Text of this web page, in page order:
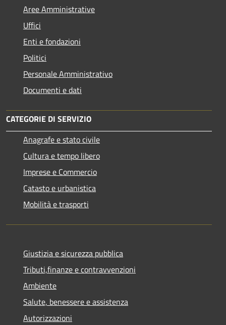
Aree Amministrative
Uffici
Enti e fondazioni
Politici
Personale Amministrativo
Documenti e dati
CATEGORIE DI SERVIZIO
Anagrafe e stato civile
Cultura e tempo libero
Imprese e Commercio
Catasto e urbanistica
Mobilità e trasporti
Giustizia e sicurezza pubblica
Tributi,finanze e contravvenzioni
Ambiente
Salute, benessere e assistenza
Autorizzazioni